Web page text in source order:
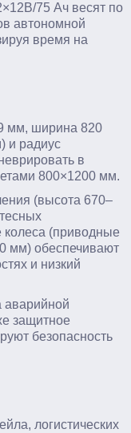
75 Ач весят по
автономной
время на
мм, ширина 820
и радиус
в
800×1200 мм.​
(высота 670–
колеса (приводные
мм) обеспечивают
и низкий
аварийной
защитное
безопасность
логистических